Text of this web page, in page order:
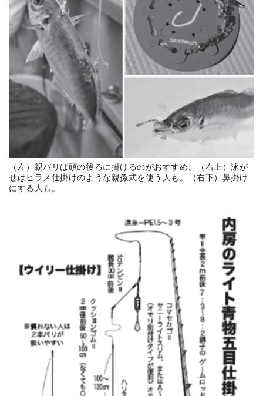
（左）親バリは頭の後ろに掛けるのがおすすめ。（右上）泳が
せはヒラメ仕掛けのような親孫式を使う人も。（右下）鼻掛け
にする人も。